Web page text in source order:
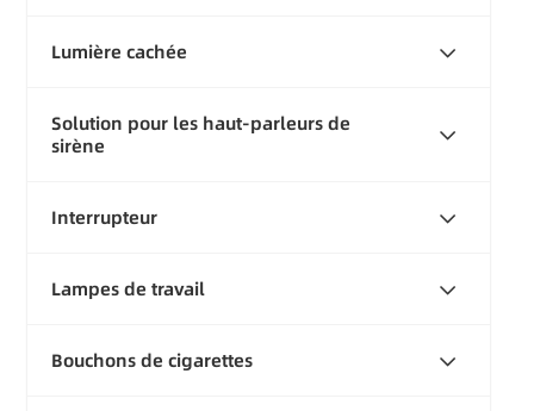
Lumière cachée
Solution pour les haut-parleurs de
sirène
Interrupteur
Lampes de travail
Bouchons de cigarettes